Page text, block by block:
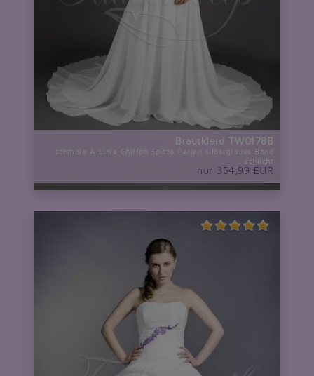
Brautkleid TW0178B
schmale A-Linie Chiffon Spitze Perlen silbergraues Band
schlicht
nur 354,99 EUR